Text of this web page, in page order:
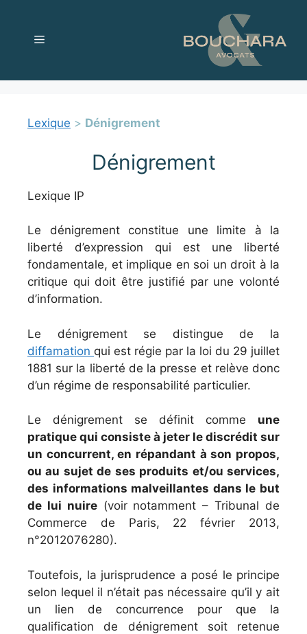
contenuMenu
Lexique > Dénigrement
Dénigrement
Lexique IP
Le dénigrement constitue une limite à la
liberté d’expression qui est une liberté
fondamentale, et implique en soi un droit à la
critique qui doit être justifié par une volonté
d’information.
Le dénigrement se distingue de la
diffamation qui est régie par la loi du 29 juillet
1881 sur la liberté de la presse et relève donc
d’un régime de responsabilité particulier.
Le dénigrement se définit comme une
pratique qui consiste à jeter le discrédit sur
un concurrent, en répandant à son propos,
ou au sujet de ses produits et/ou services,
des informations malveillantes dans le but
de lui nuire(voir notamment – Tribunal de
Commerce de Paris, 22 février 2013,
n°2012076280).
Toutefois, la jurisprudence a posé le principe
selon lequel il n’était pas nécessaire qu’il y ait
un lien de concurrence pour que la
qualification de dénigrement soit retenue